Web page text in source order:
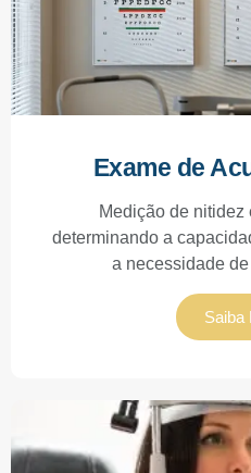
Exame de
Medição de nitidez
determinando a
a necessidade
Saiba